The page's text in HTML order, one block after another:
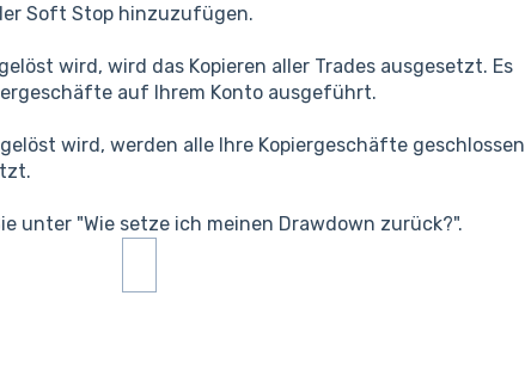
Soft Stop hinzuzufügen.
wird, wird das Kopieren aller Trades ausgesetzt. Es
auf Ihrem Konto ausgeführt.
wird, werden alle Ihre Kopiergeschäfte geschlossen
unter "Wie setze ich meinen Drawdown zurück?".